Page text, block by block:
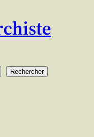
Rechercher